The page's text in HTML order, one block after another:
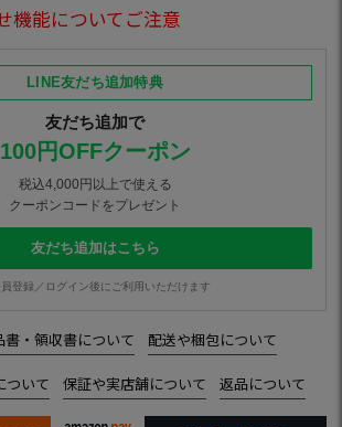
機能についてご注意
LINE友だち追加特典
友だち追加で
100円OFFクーポン
税込4,000円以上で使える
クーポンコードをプレゼント
友だち追加はこちら
登録／ログイン後にご利用いただけます
書・領収書について 配送や梱包について
ついて 保証や実店舗について 返品について